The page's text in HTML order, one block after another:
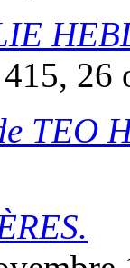
415, 26
TEO